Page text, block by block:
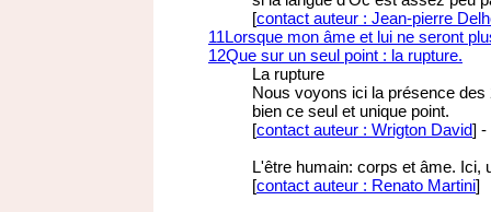
[contact auteur : Jean-pierre
11Lorsque mon âme et lui ne seront
12Que sur un seul point : la rupture.
La rupture
Nous voyons ici la présence des
bien ce seul et unique point.
[contact auteur : Wrigton David] -
L'être humain: corps et âme. Ici,
[contact auteur : Renato Martini]